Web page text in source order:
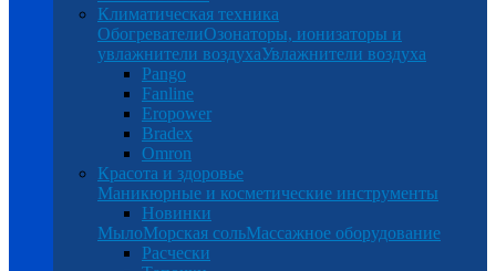
Климатическая техника
ОбогревателиОзонаторы, ионизаторы и
увлажнители воздухаУвлажнители воздуха
Pango
Fanline
Eropower
Bradex
Omron
Красота и здоровье
Маникюрные и косметические инструменты
Новинки
МылоМорская сольМассажное оборудование
Расчески